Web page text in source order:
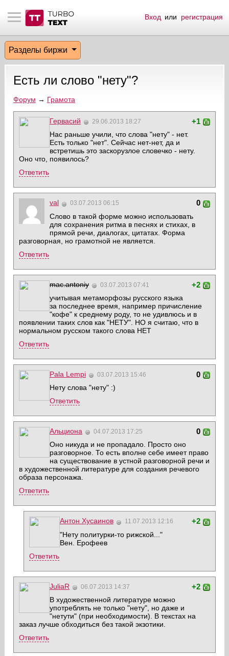
материалы
биржи
эфир
на сайте
пользователей
сообщения
по форуму
Вход или регистрация
Разделы биржи
Есть ли слово "нету"?
Форум → Грамота
Гервасий 29.06.2013 18:27 +1
Нас раньше учили, что слова "нету" - нет.
Есть только "нет". Сейчас нет-нет, да и
встретишь это заскорузлое словечко - нету.
Оно что, появилось?
Ответить
val 03.07.2013 06:15 0
Слово в такой форме можно использовать
для сохранения ритма в песнях и стихах, в
прямой речи, диалогах, цитатах. Форма
разговорная, но грамотной не является.
Ответить
mac.antoniy 03.07.2013 07:41 +2
учитывая метаморфозы русского языка
за последнее время, например причисление
"кофе" к среднему роду, то не удивлюсь и в
появлении таких слов как "НЕТУ". НО я считаю, что в
нормальном русском такого слова НЕТ
Ответить
Pala Lempi 03.07.2013 15:46 0
Нету слова "нету" :)
Ответить
Альциона 04.07.2013 17:25 0
Оно никуда и не пропадало. Просто оно
разговорное. То есть вполне себе имеет право
на существование в устной разговорной речи и
в художественной литературе для создания речевого
образа персонажа.
Ответить
Антон Хусаинов 11.07.2013 12:16 +2
"Нету политурки-то рижской..."
Вен. Ерофеев
Ответить
JuliaR 06.07.2013 14:37 +2
В художественной литературе можно
употреблять не только "нету", но даже и
"нетути" (при необходимости). В текстах на
заказ лучше обходиться без такой экзотики.
Ответить